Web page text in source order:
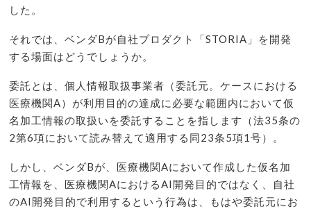
した。
それでは、ベンダBが自社プロダクト「STORIA」を開発
する場面はどうでしょうか。
委託とは、個人情報取扱事業者（委託元。ケースにおける
医療機関A）が利用目的の達成に必要な範囲内において仮
名加工情報の取扱いを委託することを指します（法35条の
2第6項において読み替えて適用する同23条5項1号）。
しかし、ベンダBが、医療機関Aにおいて作成した仮名加
工情報を、医療機関AにおけるAI開発目的ではなく、自社
のAI開発目的で利用するという行為は、もはや委託元にお